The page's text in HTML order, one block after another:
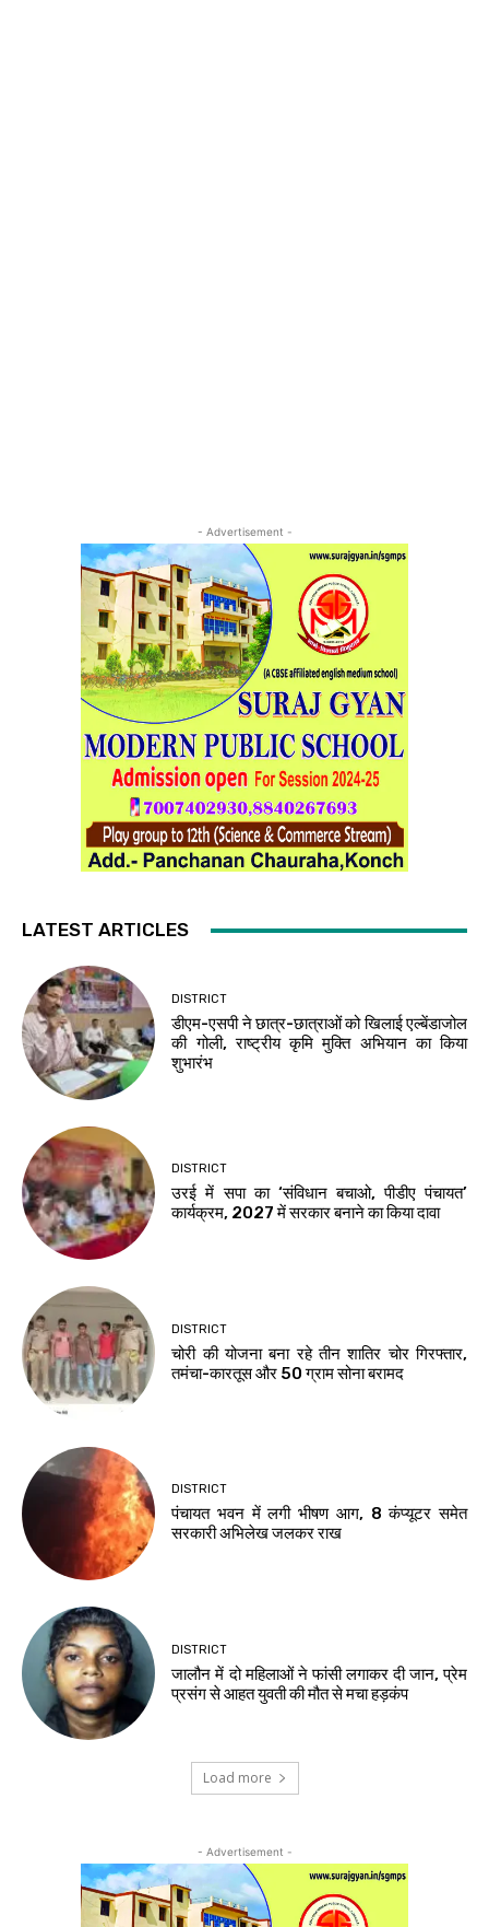
- Advertisement -
LATEST ARTICLES
DISTRICT
डीएम-एसपी ने छात्र-छात्राओं को खिलाई एल्बेंडाजोल
की गोली, राष्ट्रीय कृमि मुक्ति अभियान का किया
शुभारंभ
DISTRICT
उरई में सपा का ‘संविधान बचाओ, पीडीए पंचायत’
कार्यक्रम, 2027 में सरकार बनाने का किया दावा
DISTRICT
चोरी की योजना बना रहे तीन शातिर चोर गिरफ्तार,
तमंचा-कारतूस और 50 ग्राम सोना बरामद
DISTRICT
पंचायत भवन में लगी भीषण आग, 8 कंप्यूटर समेत
सरकारी अभिलेख जलकर राख
DISTRICT
जालौन में दो महिलाओं ने फांसी लगाकर दी जान, प्रेम
प्रसंग से आहत युवती की मौत से मचा हड़कंप
Load more
- Advertisement -